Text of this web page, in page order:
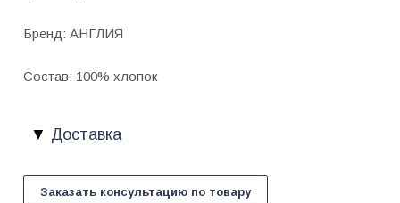
Бренд: АНГЛИЯ
Состав: 100% хлопок
Доставка
Заказать консультацию по товару